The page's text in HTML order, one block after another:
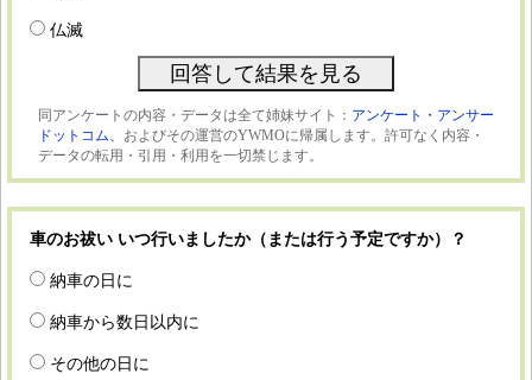
仏滅
同アンケートの内容・データは全て姉妹サイト： アンケート・アンサー
ドットコム、 およびその運営のYWMOに帰属します。許可なく内容・
データの転用・引用・利用を一切禁じます。
車のお祓い いつ行いましたか（または行う予定ですか）？
納車の日に
納車から数日以内に
その他の日に